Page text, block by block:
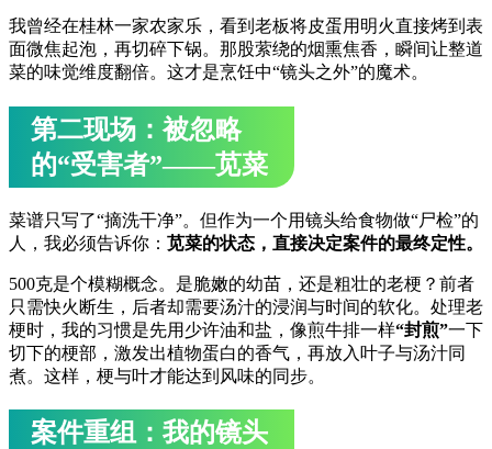
我曾经在桂林一家农家乐，看到老板将皮蛋用明火直接烤到表
面微焦起泡，再切碎下锅。那股萦绕的烟熏焦香，瞬间让整道
菜的味觉维度翻倍。这才是烹饪中“镜头之外”的魔术。
第二现场：被忽略
的“受害者”——苋菜
菜谱只写了“摘洗干净”。但作为一个用镜头给食物做“尸检”的
人，我必须告诉你： 苋菜的状态，直接决定案件的最终定性。
500克是个模糊概念。是脆嫩的幼苗，还是粗壮的老梗？前者
只需快火断生，后者却需要汤汁的浸润与时间的软化。处理老
梗时，我的习惯是先用少许油和盐，像煎牛排一样“封煎”一下
切下的梗部，激发出植物蛋白的香气，再放入叶子与汤汁同
煮。这样，梗与叶才能达到风味的同步。
案件重组：我的镜头